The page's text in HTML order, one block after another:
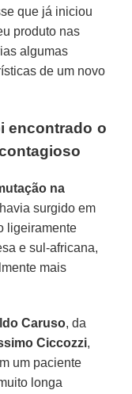
que já iniciou
produto nas
algumas
de um novo
encontrado o
na
surgido em
ligeiramente
e sul-africana,
mais
Caruso, da
Ciccozzi,
um paciente
longa